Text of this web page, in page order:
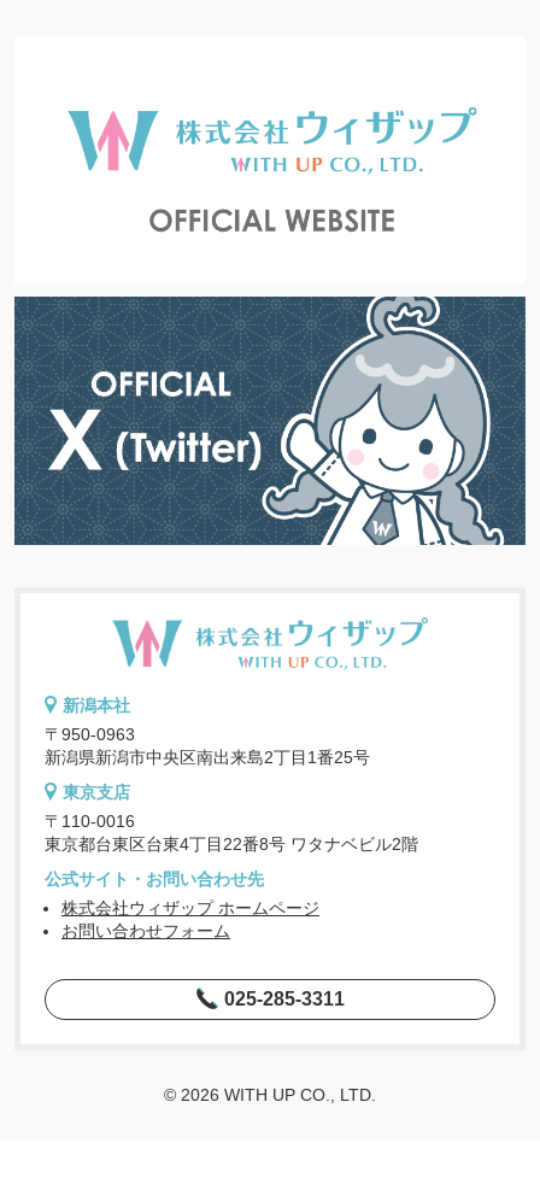
新潟本社
〒950-0963
新潟県新潟市中央区南出来島2丁目1番25号
東京支店
〒110-0016
東京都台東区台東4丁目22番8号 ワタナベビル2階
公式サイト・お問い合わせ先
株式会社ウィザップ ホームページ
お問い合わせフォーム
025-285-3311
© 2026 WITH UP CO., LTD.